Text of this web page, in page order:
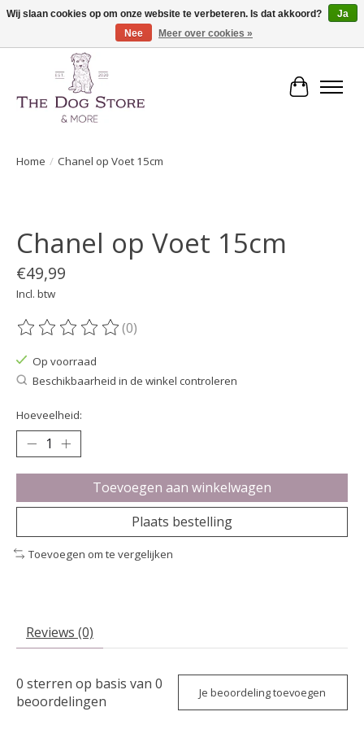
De speciaalzaak in hondenartikelen en meer!
Home / Chanel op Voet 15cm
Chanel op Voet 15cm
€49,99
Incl. btw
De beoordeling van dit product is
(0)
Op voorraad
Beschikbaarheid in de winkel controleren
Hoeveelheid:
Toevoegen aan winkelwagen
Plaats bestelling
Toevoegen om te vergelijken
Reviews (0)
0 sterren op basis van 0
beoordelingen
Je beoordeling toevoegen
Wij slaan cookies op om onze website te verbeteren. Is dat akkoord?
Ja
Nee
Meer over cookies »